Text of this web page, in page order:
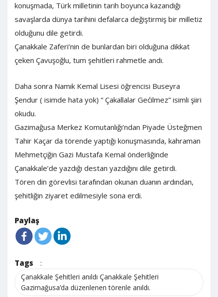
konuşmada, Türk milletinin tarih boyunca kazandığı
savaşlarda dünya tarihini defalarca değiştirmiş bir milletiz
olduğunu dile getirdi.
Çanakkale Zaferi’nin de bunlardan biri olduğuna dikkat
çeken Çavuşoğlu, tum şehitleri rahmetle andı.
Daha sonra Namık Kemal Lisesi öğrencisi Buseyra
Şendur ( isimde hata yok) “ Çakallalar Gećilmez” isimli şiiri
okudu.
Gazimağusa Merkez Komutanlığı’ndan Piyade Üsteğmen
Tahir Kaçar da törende yaptığı konuşmasında, kahraman
Mehmetçiğin Gazi Mustafa Kemal önderliğinde
Çanakkale’de yazdığı destan yazdığını dile getirdi.
Tören din görevlisi tarafından okunan duanın ardından,
şehitliğin ziyaret edilmesiyle sona erdi.
Paylaş
Tags :
Çanakkale Şehitleri anıldı Çanakkale Şehitleri
Gazimağusa’da düzenlenen törenle anıldı.